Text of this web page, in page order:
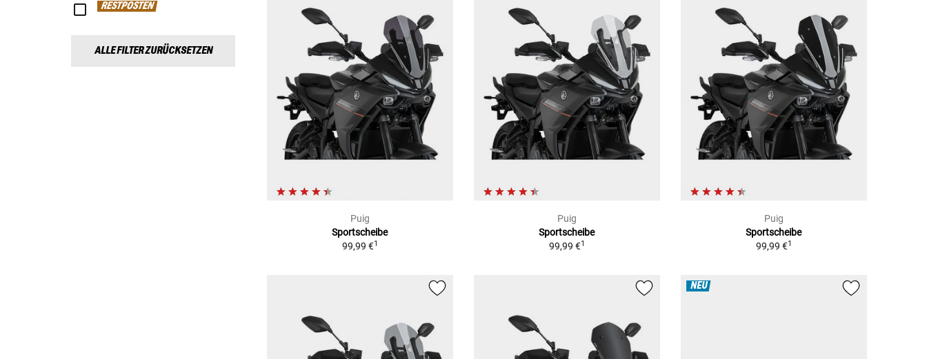
RESTPOSTEN
ALLE FILTER ZURÜCKSETZEN
Puig
Sportscheibe
99,99 €1
Puig
Sportscheibe
99,99 €1
Puig
Sportscheibe
99,99 €1
NEU